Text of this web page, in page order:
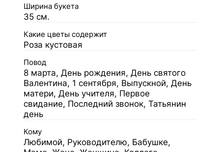
Ширина букета
35 см.
Какие цветы содержит
Роза кустовая
Повод
8 марта, День рождения, День святого
Валентина, 1 сентября, Выпускной, День
матери, День учителя, Первое
свидание, Последний звонок, Татьянин
день
Кому
Любимой, Руководителю, Бабушке,